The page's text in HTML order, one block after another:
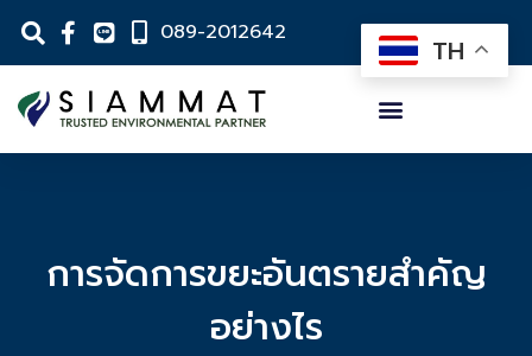
089-2012642
การจัดการขยะอันตรายสำคัญ
อย่างไร
TH